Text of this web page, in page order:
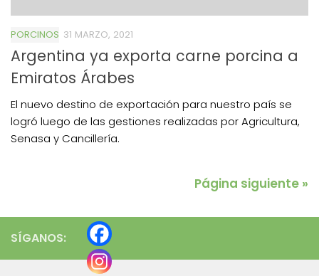
PORCINOS 31 MARZO, 2021
Argentina ya exporta carne porcina a
Emiratos Árabes
El nuevo destino de exportación para nuestro país se
logró luego de las gestiones realizadas por Agricultura,
Senasa y Cancillería.
Página siguiente »
SÍGANOS: